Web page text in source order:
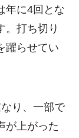
年に4回とな
。打ち切り
躍らせてい
り、一部で
が上がった